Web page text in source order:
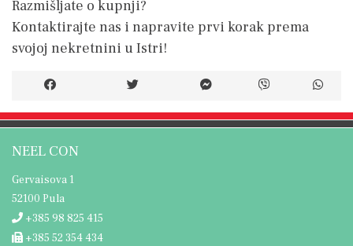
Razmišljate o kupnji?
Kontaktirajte nas i napravite prvi korak prema
svojoj nekretnini u Istri!
NEEL CON
Gervaisova 1
52100 Pula
+385 98 825 415
+385 52 354 434